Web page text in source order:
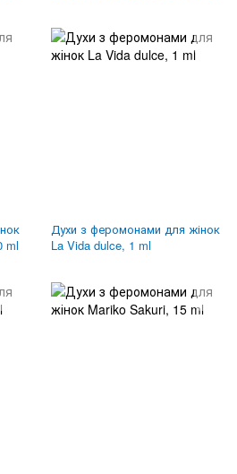
ml
Духи з феромонами для жінок
La Vida dulce, 1 ml